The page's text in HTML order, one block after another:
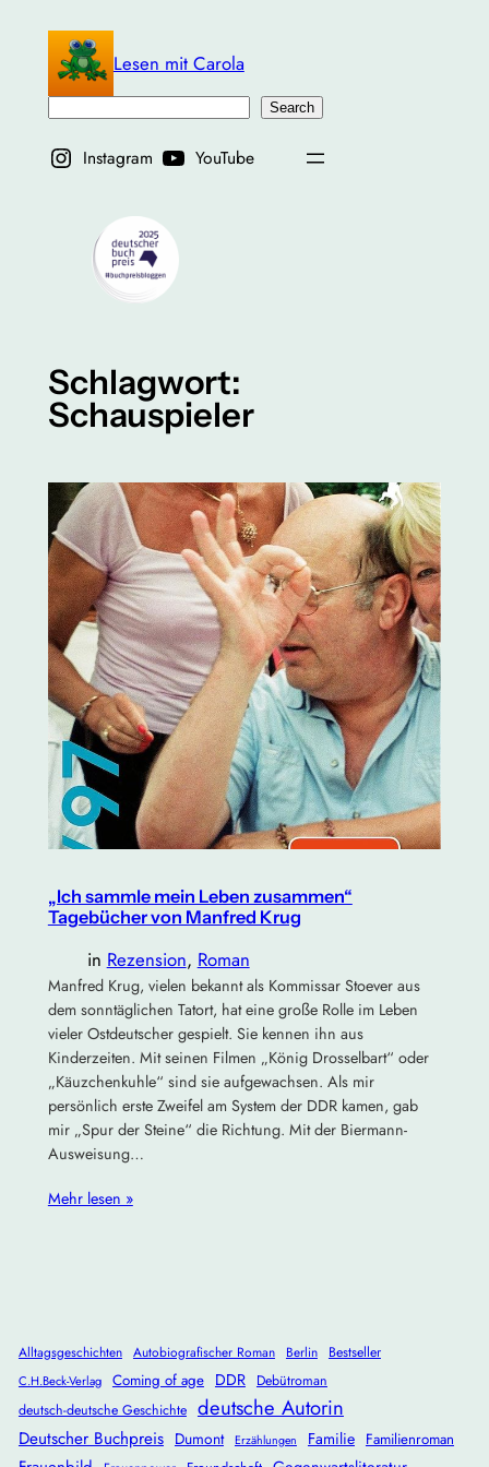
springen
Lesen mit Carola
Search
Instagram YouTube
Schlagwort:
Schauspieler
„Ich sammle mein Leben zusammen“
Tagebücher von Manfred Krug
in Rezension, Roman
Manfred Krug, vielen bekannt als Kommissar Stoever aus
dem sonntäglichen Tatort, hat eine große Rolle im Leben
vieler Ostdeutscher gespielt. Sie kennen ihn aus
Kinderzeiten. Mit seinen Filmen „König Drosselbart“ oder
„Käuzchenkuhle“ sind sie aufgewachsen. Als mir
persönlich erste Zweifel am System der DDR kamen, gab
mir „Spur der Steine“ die Richtung. Mit der Biermann-
Ausweisung…
Mehr lesen »
Alltagsgeschichten Autobiografischer Roman Berlin Bestseller
C.H.Beck-Verlag Coming of age DDR
Debütroman
deutsch-deutsche Geschichte deutsche Autorin
Deutscher Buchpreis Dumont Erzählungen Familie Familienroman